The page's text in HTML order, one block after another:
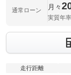
通常ローン 月々
実質年
走行距離